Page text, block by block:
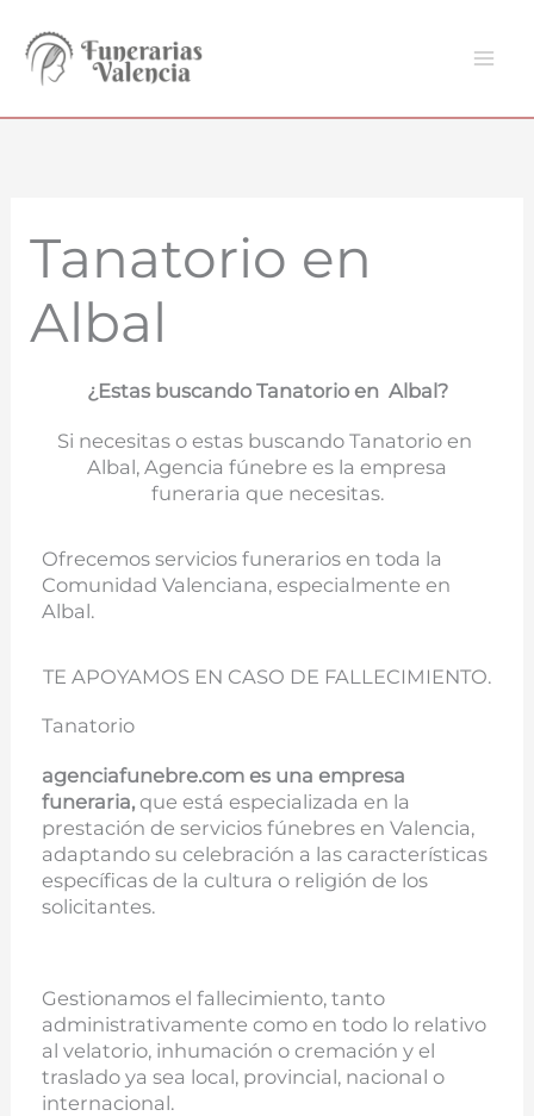
contenido
Tanatorio en
Albal
¿Estas buscando Tanatorio en Albal?
Si necesitas o estas buscando Tanatorio en
Albal, Agencia fúnebre es la empresa
funeraria que necesitas.
Ofrecemos servicios funerarios en toda la
Comunidad Valenciana, especialmente en
Albal.
TE APOYAMOS EN CASO DE FALLECIMIENTO.
Tanatorio
agenciafunebre.com es una empresa
funeraria, que está especializada en la
prestación de servicios fúnebres en Valencia,
adaptando su celebración a las características
específicas de la cultura o religión de los
solicitantes.
Gestionamos el fallecimiento, tanto
administrativamente como en todo lo relativo
al velatorio, inhumación o cremación y el
traslado ya sea local, provincial, nacional o
internacional.